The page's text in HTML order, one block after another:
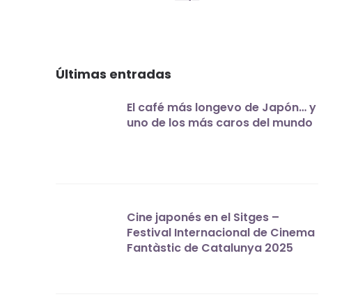
Últimas entradas
El café más longevo de Japón… y
uno de los más caros del mundo
Cine japonés en el Sitges –
Festival Internacional de Cinema
Fantàstic de Catalunya 2025